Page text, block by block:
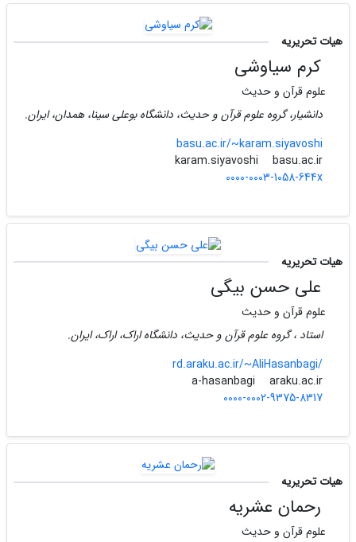
هیات تحریریه
کرم سیاوشی
علوم قرآن و حدیث
دانشیار، گروه علوم قرآن و حدیث، دانشگاه بوعلی سینا، همدان، ایران.
basu.ac.ir/~karam.siyavoshi
karam.siyavoshi
basu.ac.ir
0000-0003-1058-644x
هیات تحریریه
علی حسن بیگی
علوم قرآن و حدیث
استاد ، گروه علوم قرآن و حدیث، دانشگاه اراک، اراک، ایران.
rd.araku.ac.ir/~AliHasanbagi/
a-hasanbagi
araku.ac.ir
0000-0002-9375-8317
هیات تحریریه
رحمان عشریه
علوم قرآن و حدیث